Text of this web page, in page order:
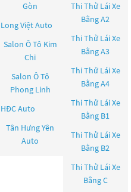
Gòn
Long Việt Auto
Salon Ô Tô Kim
Chi
Salon Ô Tô
Phong Linh
HĐC Auto
Tân Hưng Yên
Auto
Thi Thử Lái Xe
Bằng A2
Thi Thử Lái Xe
Bằng A3
Thi Thử Lái Xe
Bằng A4
Thi Thử Lái Xe
Bằng B1
Thi Thử Lái Xe
Bằng B2
Thi Thử Lái Xe
Bằng C